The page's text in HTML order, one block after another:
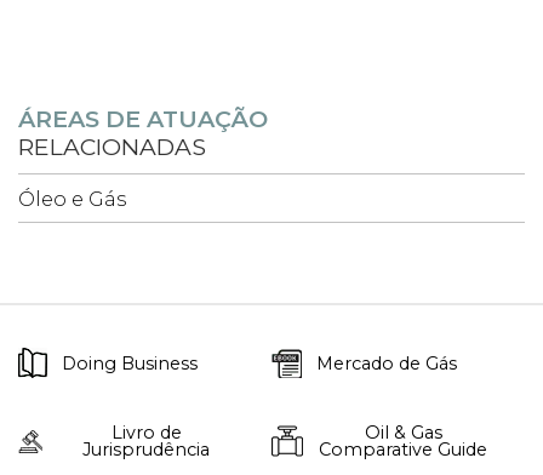
ÁREAS DE ATUAÇÃO
RELACIONADAS
Óleo e Gás
Doing Business Mercado de Gás
Livro de
Jurisprudência
Oil & Gas
Comparative Guide